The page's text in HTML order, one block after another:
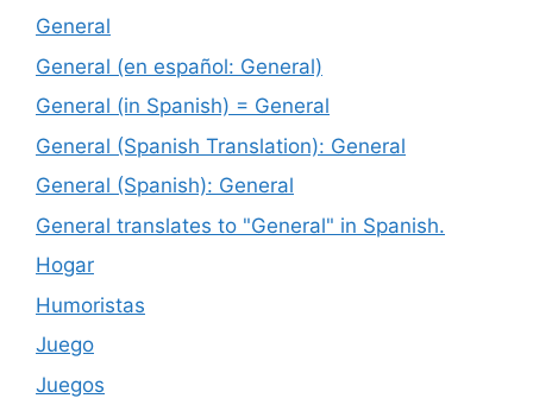
General
General (en español: General)
General (in Spanish) = General
General (Spanish Translation): General
General (Spanish): General
General translates to "General" in Spanish.
Hogar
Humoristas
Juego
Juegos